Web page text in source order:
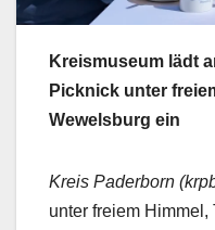
Kreismuseum lädt
Picknick unter
Wewelsburg ein
Kreis Paderborn
unter freiem